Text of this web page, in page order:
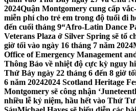
2024Quận Montgomery cung cấp vắc-
miễn phí cho trẻ em trong độ tuổi đi
đến cuối tháng 9“Afro-Latin Dance
Veterans Plaza ở Silver Spring sẽ tổ
giờ tối vào ngày 16 tháng 7 năm 2024
Office of Emergency Management
Thông Báo về nhiệt độ cực kỳ nguy
Thứ Bảy ngày 22 tháng 6 đến 8 giờ
6 năm 20242024 Scotland Heritage
Montgomery sẽ công nhận
nhiều lễ kỷ niệm, hầu hết vào Thứ